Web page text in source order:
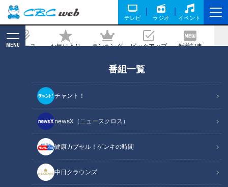
テレビ ラジオ イベント
ニュース お気に入り ランキング ピックアップ 新着記事
MENU
番組一覧
チャント！
newsX（ニュースクロス）
健康カプセル！ゲンキの時間
中日クラウンズ
ンサー向井が潜入。人気漫画『バキ』の
180度開脚も披露してくれました！！
記事に戻る